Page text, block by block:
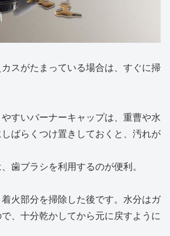
スがたまっている場合は、すぐに掃
すいバーナーキャップは、重曹や水
ばらくつけ置きしておくと、汚れが
歯ブラシを利用するのが便利。
火部分を掃除した後です。水分はガ
、十分乾かしてから元に戻すように